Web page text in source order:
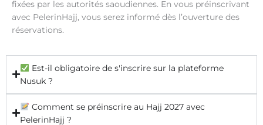
fixées par les autorités saoudiennes. En vous préinscrivant
avec PelerinHajj, vous serez informé dès l’ouverture des
réservations.
Est-il obligatoire de s'inscrire sur la plateforme
Nusuk ?
Comment se préinscrire au Hajj 2027 avec
PelerinHajj ?